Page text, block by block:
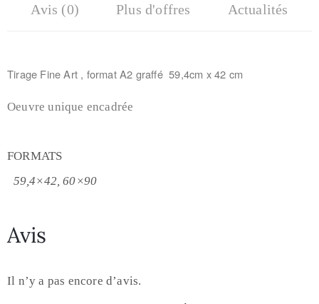
Avis (0) Plus d'offres Actualités
Tirage Fine Art , format A2 graffé 59,4cm x 42 cm
Oeuvre unique encadrée
FORMATS
59,4×42, 60×90
Avis
Il n’y a pas encore d’avis.